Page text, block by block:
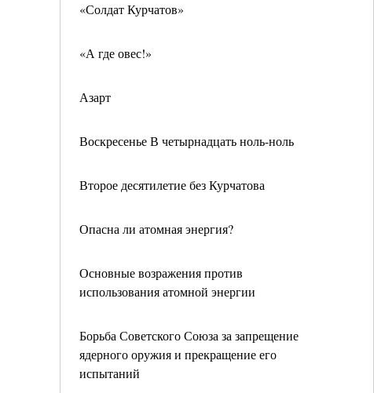
«Солдат Курчатов»
«А где овес!»
Азарт
Воскресенье В четырнадцать ноль-ноль
Второе десятилетие без Курчатова
Опасна ли атомная энергия?
Основные возражения против
использования атомной энергии
Борьба Советского Союза за запрещение
ядерного оружия и прекращение его
испытаний